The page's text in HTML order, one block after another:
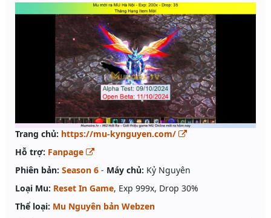
Trang chủ: https://mu-kynguyen.com/
Hỗ trợ: Fanpage
Phiên bản: Season 6 - Máy chủ: Kỷ Nguyên
Loại Mu: Reset In Game, Exp 999x, Drop 30%
Thể loại: Mu Nguyên bản Webzen